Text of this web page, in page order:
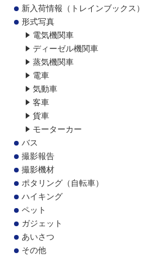
新入荷情報（トレインブックス）
形式写真
電気機関車
ディーゼル機関車
蒸気機関車
電車
気動車
客車
貨車
モーターカー
バス
撮影報告
撮影機材
ポタリング（自転車）
ハイキング
ペット
ガジェット
あいさつ
その他